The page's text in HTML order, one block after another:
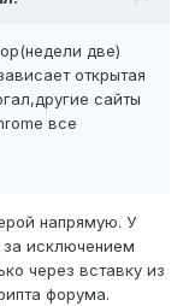
две)
открытая
сайты
все
напрямую. У
исключением
через вставку из
форума.